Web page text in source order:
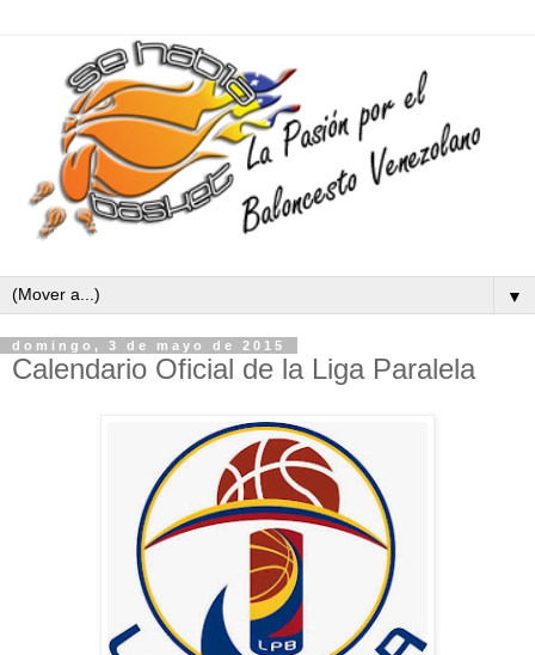
▼
domingo, 3 de mayo de 2015
Calendario Oficial de la Liga Paralela